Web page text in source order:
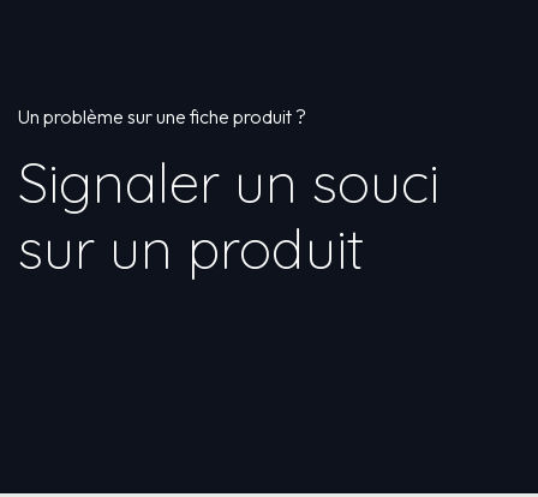
Un problème sur une fiche produit ?
Signaler un souci
sur un produit